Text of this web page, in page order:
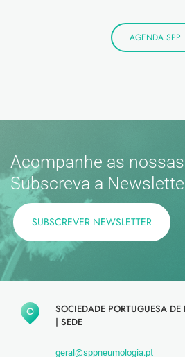
AGENDA SPP
Acompanhe as
Subscreva a
SUBSCREVER NEWSLETTER
SOCIEDADE PORTUGUESA
| SEDE
geral@sppneumologia.pt